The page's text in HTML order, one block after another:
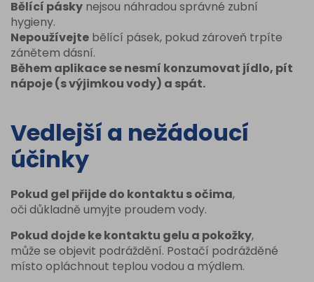
Bělící pásky nejsou náhradou správné zubní
hygieny.
Nepoužívejte bělící pásek, pokud zároveň trpíte
zánětem dásní.
Během aplikace se nesmí konzumovat jídlo, pít
nápoje (s výjimkou vody) a spát.
Vedlejší a nežádoucí
účinky
Pokud gel přijde do kontaktu s očima,
oči důkladně umyjte proudem vody.
Pokud dojde ke kontaktu gelu a pokožky,
může se objevit podráždění. Postačí podrážděné
místo opláchnout teplou vodou a mýdlem.